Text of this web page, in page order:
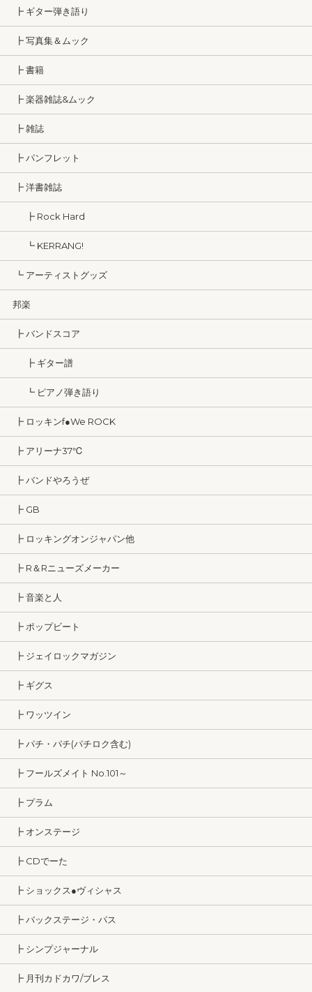
┣ ギター弾き語り
┣ 写真集＆ムック
┣ 書籍
┣ 楽器雑誌&ムック
┣ 雑誌
┣ パンフレット
┣ 洋書雑誌
┣ Rock Hard
┗ KERRANG!
┗ アーティストグッズ
邦楽
┣ バンドスコア
┣ ギター譜
┗ ピアノ弾き語り
┣ ロッキンf●We ROCK
┣ アリーナ37℃
┣ バンドやろうぜ
┣ GB
┣ ロッキングオンジャパン他
┣ R＆Rニューズメーカー
┣ 音楽と人
┣ ポップビート
┣ ジェイロックマガジン
┣ ギグス
┣ ワッツイン
┣ パチ・パチ(パチロク含む)
┣ フールズメイト No.101～
┣ プラム
┣ オンステージ
┣ CDでーた
┣ ショックス●ヴィシャス
┣ バックステージ・パス
┣ シンプジャーナル
┣ 月刊カドカワ/ブレス